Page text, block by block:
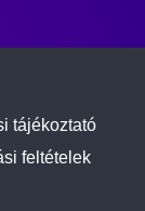
tájékoztató
feltételek